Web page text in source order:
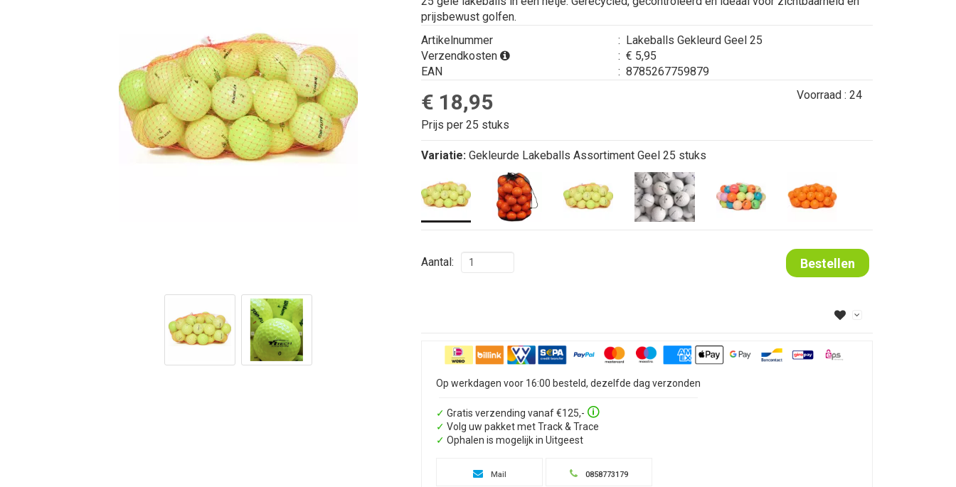
prijsbewust golfen.
Artikelnummer
: Lakeballs Gekleurd Geel 25
Verzendkosten
: € 5,95
EAN
: 8785267759879
€ 18,95
Prijs per 25 stuks
Voorraad : 24
Variatie: Gekleurde Lakeballs Assortiment Geel 25 stuks
Aantal: Bestellen
Op werkdagen voor 16:00 besteld, dezelfde dag verzonden
✓ Gratis verzending vanaf €125,- 🛈
✓ Volg uw pakket met Track & Trace
✓ Ophalen is mogelijk in Uitgeest
Mail 0858773179